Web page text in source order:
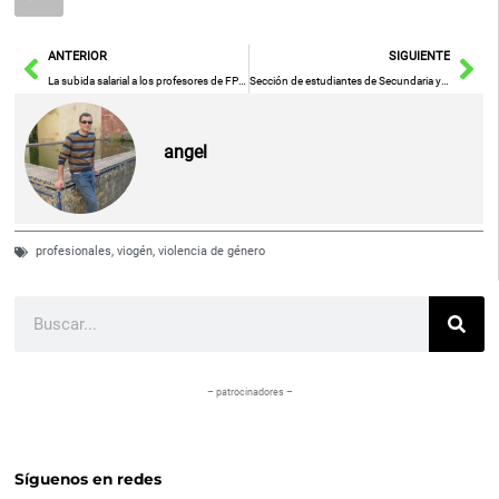
AntANTERIOR SIGUIENTE
angel
profesionales,viogén,violencia de género
– patrocinadores –
Síguenos en redes